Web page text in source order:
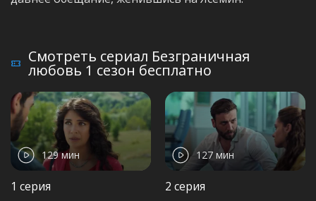
Смотреть сериал Безграничная
любовь 1 сезон бесплатно
129 мин
1 серия
127 мин
2 серия